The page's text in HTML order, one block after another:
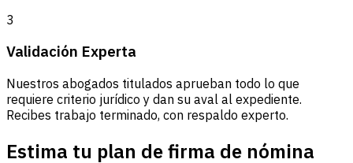
3
Validación Experta
Nuestros abogados titulados aprueban todo lo que
requiere criterio jurídico y dan su aval al expediente.
Recibes trabajo terminado, con respaldo experto.
Estima tu plan de firma de nómina